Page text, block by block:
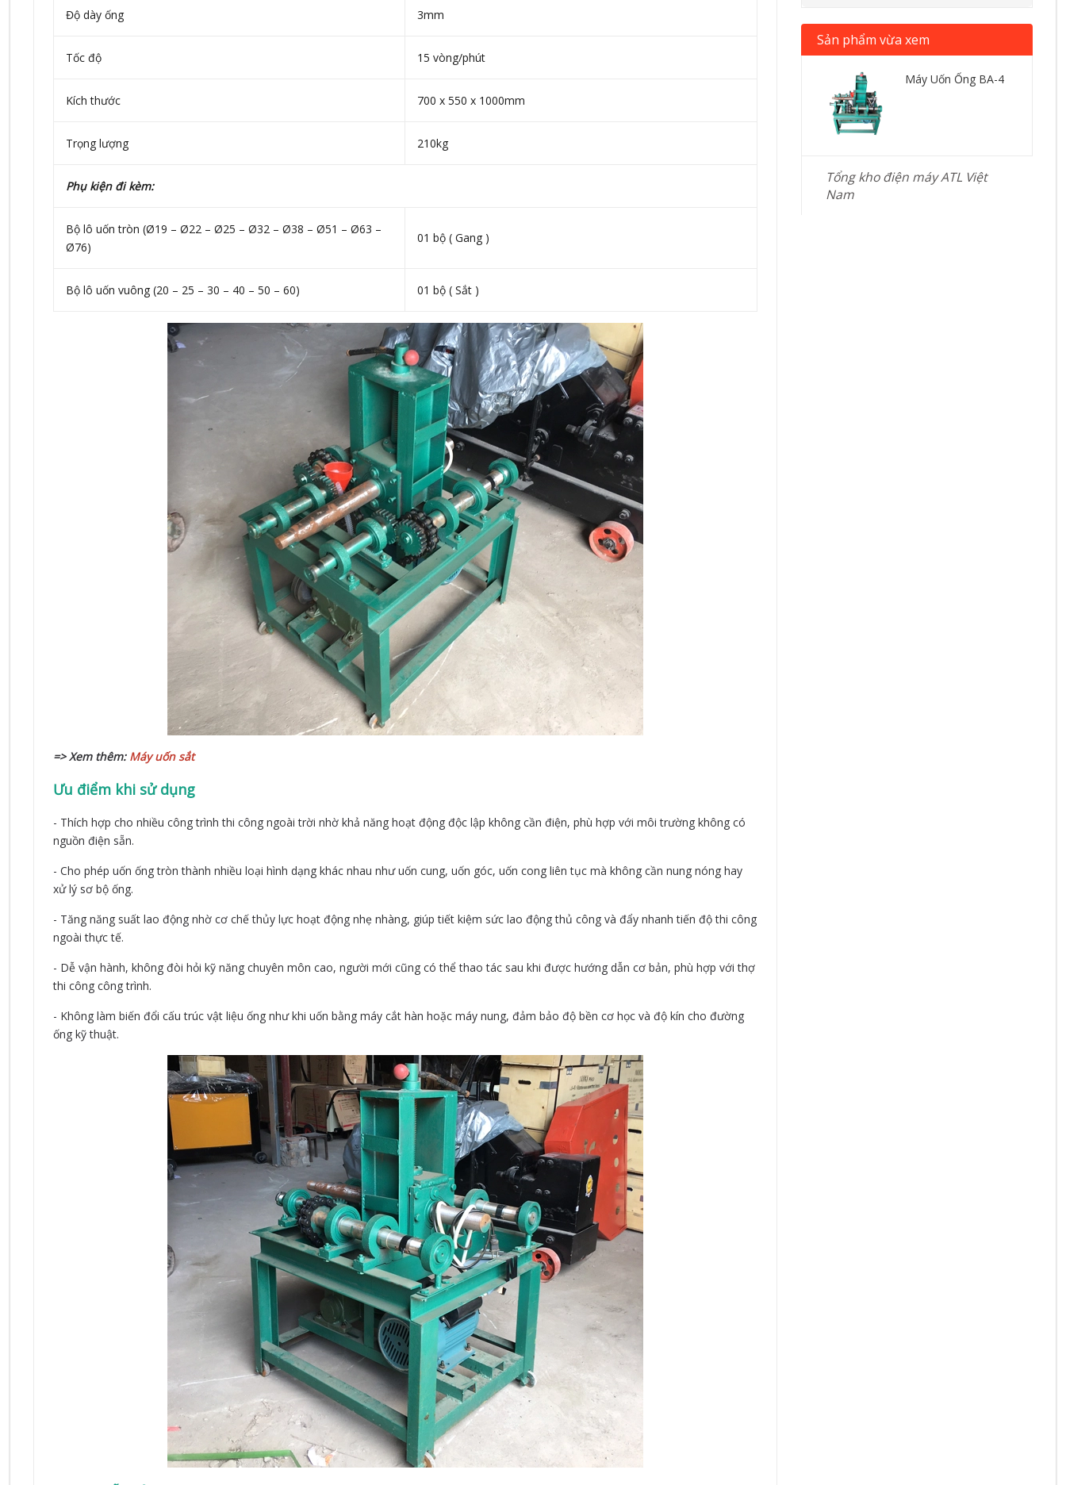
Độ dày ống 3mm
Tốc độ 15 vòng/phút
Kích thước 700 x 550 x 1000mm
Trọng lượng 210kg
Phụ kiện đi kèm:
Bộ lô uốn tròn (Ø19 – Ø22 – Ø25 – Ø32 – Ø38 – Ø51 – Ø63 –
Ø76)
01 bộ ( Gang )
Bộ lô uốn vuông (20 – 25 – 30 – 40 – 50 – 60) 01 bộ ( Sắt )
=> Xem thêm: Máy uốn sắt
Ưu điểm khi sử dụng
- Thích hợp cho nhiều công trình thi công ngoài trời nhờ khả năng hoạt động độc lập không cần điện, phù hợp với môi trường không có
nguồn điện sẵn.
- Cho phép uốn ống tròn thành nhiều loại hình dạng khác nhau như uốn cung, uốn góc, uốn cong liên tục mà không cần nung nóng hay
xử lý sơ bộ ống.
- Tăng năng suất lao động nhờ cơ chế thủy lực hoạt động nhẹ nhàng, giúp tiết kiệm sức lao động thủ công và đẩy nhanh tiến độ thi công
ngoài thực tế.
- Dễ vận hành, không đòi hỏi kỹ năng chuyên môn cao, người mới cũng có thể thao tác sau khi được hướng dẫn cơ bản, phù hợp với thợ
thi công công trình.
- Không làm biến đổi cấu trúc vật liệu ống như khi uốn bằng máy cắt hàn hoặc máy nung, đảm bảo độ bền cơ học và độ kín cho đường
ống kỹ thuật.
Sản phẩm vừa xem
Máy Uốn Ống BA-4
Tổng kho điện máy ATL Việt
Nam